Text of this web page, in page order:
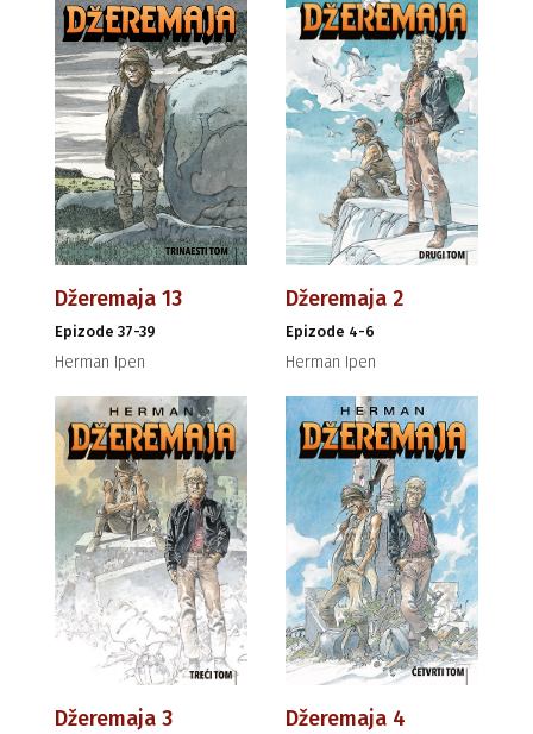
Džeremaja 13
Epizode 37-39
Herman Ipen
Džeremaja 2
Epizode 4-6
Herman Ipen
Džeremaja 3 Džeremaja 4